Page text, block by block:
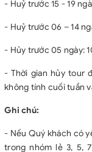
- Huỷ trước 15 - 19
- Huỷ trước 06 – 14
- Hủy trước 05 ngày:
- Thời gian hủy tour
không tính cuối tuần
Ghi chú:
- Nếu Quý khách có
trong nhóm lẻ 3, 5,